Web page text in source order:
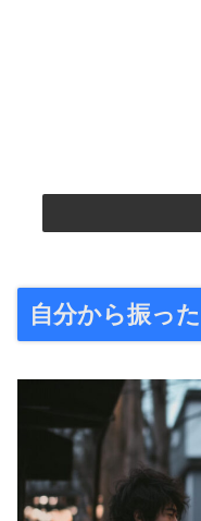
自分から振っ